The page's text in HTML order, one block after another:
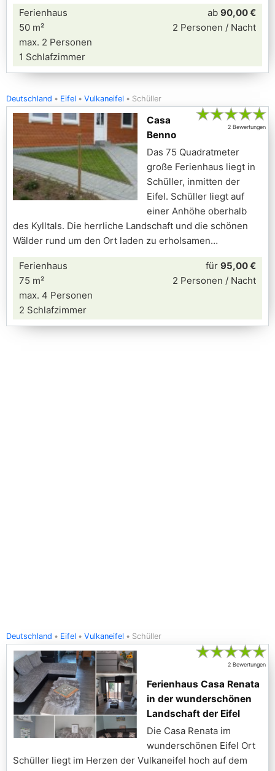
Ferienhaus
50 m²
max. 2 Personen
1 Schlafzimmer
ab 90,00 €
2 Personen / Nacht
Deutschland Eifel Vulkaneifel Schüller
★★★★★
2 Bewertungen
Casa
Benno
Das 75 Quadratmeter
große Ferienhaus liegt in
Schüller, inmitten der
Eifel. Schüller liegt auf
einer Anhöhe oberhalb
des Kylltals. Die herrliche Landschaft und die schönen
Wälder rund um den Ort laden zu erholsamen
Ferienhaus
75 m²
max. 4 Personen
2 Schlafzimmer
für 95,00 €
2 Personen / Nacht
Deutschland Eifel Vulkaneifel Schüller
★★★★★
2 Bewertungen
Ferienhaus Casa Renata
in der wunderschönen
Landschaft der Eifel
Die Casa Renata im
wunderschönen Eifel Ort
Schüller liegt im Herzen der Vulkaneifel hoch auf dem